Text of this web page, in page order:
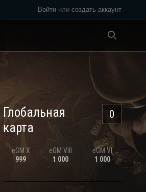
Войти или создать аккаунт
0
Глобальная
карта
eGM X
999
eGM VIII
1 000
eGM VI
1 000